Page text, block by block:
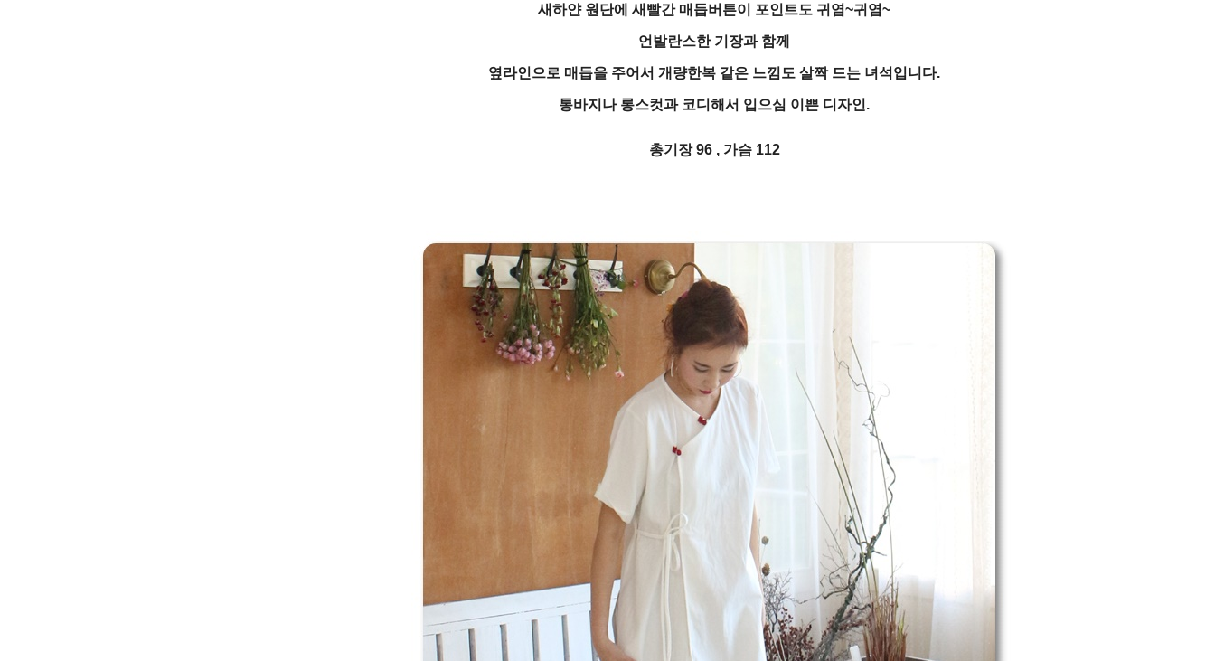
새하얀 원단에 새빨간 매듭버튼이 포인트도 귀염~귀염~
언발란스한 기장과 함께
옆라인으로 매듭을 주어서 개량한복 같은 느낌도 살짝 드는 녀석입니다.
통바지나 롱스컷과 코디해서 입으심 이쁜 디자인.
총기장 96 , 가슴 112